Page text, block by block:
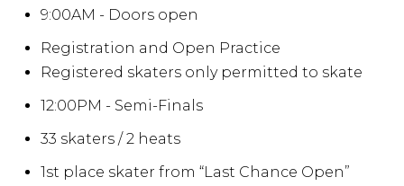
9:00AM - Doors open
Registration and Open Practice
Registered skaters only permitted to skate
12:00PM - Semi-Finals
33 skaters / 2 heats
1st place skater from “Last Chance Open”